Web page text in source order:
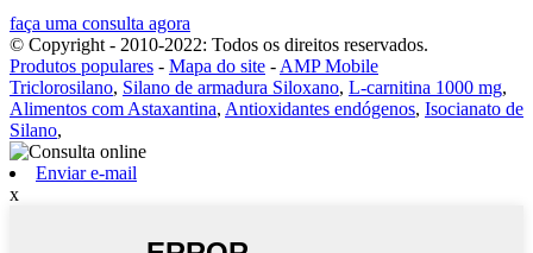
faça uma consulta agora
© Copyright - 2010-2022: Todos os direitos reservados.
Produtos populares - Mapa do site - AMP Mobile
Triclorosilano, Silano de armadura Siloxano, L-carnitina 1000 mg,
Alimentos com Astaxantina, Antioxidantes endógenos, Isocianato de
Silano,
Enviar e-mail
x